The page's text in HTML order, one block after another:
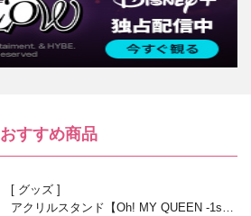
おすすめ商品
グッズ
アクリルスタンド【Oh! MY QUEEN -1st A